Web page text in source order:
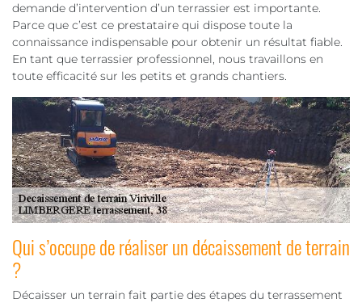
demande d’intervention d’un terrassier est importante.
Parce que c’est ce prestataire qui dispose toute la
connaissance indispensable pour obtenir un résultat fiable.
En tant que terrassier professionnel, nous travaillons en
toute efficacité sur les petits et grands chantiers.
Qui s’occupe de réaliser un décaissement de terrain
?
Décaisser un terrain fait partie des étapes du terrassement